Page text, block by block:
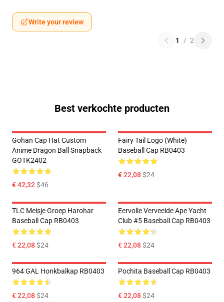
Write your review
1 / 2
Best verkochte producten
Gohan Cap Hat Custom
Anime Dragon Ball Snapback
GOTK2402
€ 42,32$46
Fairy Tail Logo (White)
Baseball Cap RB0403
€ 22,08$24
TLC Meisje Groep Harohar
Baseball Cap RB0403
€ 22,08$24
Eervolle Verveelde Ape Yacht
Club #5 Baseball Cap RB0403
€ 22,08$24
964 GAL Honkbalkap RB0403
€ 22,08$24
Pochita Baseball Cap RB0403
€ 22,08$24